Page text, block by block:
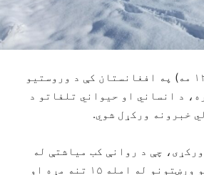
تاند( شنبه، د حوت ۱۲ مه) په افغانستان کې د وروستیو
د انساني او حیواني تلفاتو د
خبرونه ورکړل شوي.
چې د روانې کب میاشتې له
۹مې تر ۱۱مې، د سختو ورښتونو له امله ۱۵ تنه مړه او